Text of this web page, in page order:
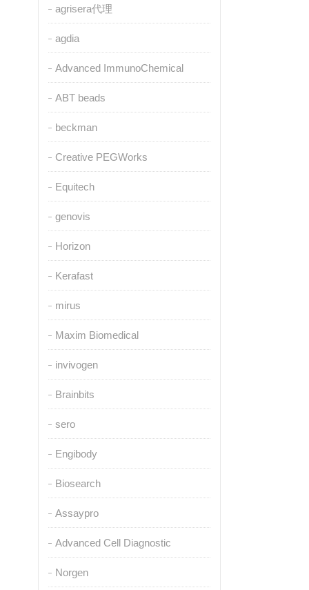
agrisera代理
agdia
Advanced ImmunoChemical
ABT beads
beckman
Creative PEGWorks
Equitech
genovis
Horizon
Kerafast
mirus
Maxim Biomedical
invivogen
Brainbits
sero
Engibody
Biosearch
Assaypro
Advanced Cell Diagnostic
Norgen